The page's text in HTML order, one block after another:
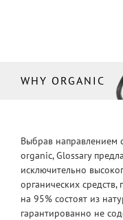
WHY ORGANIC
Выбрав направлением
organic, Glossary
исключительно
органических
на 95% состоят из
гарантированно не